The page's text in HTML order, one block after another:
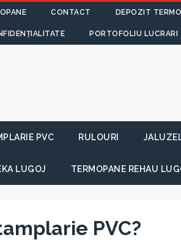
CONTACT DEPOZIT
PORTOFOLIU LUCRARI
PVC RULOURI
LUGOJ TERMOPANE REHAU
PVC?